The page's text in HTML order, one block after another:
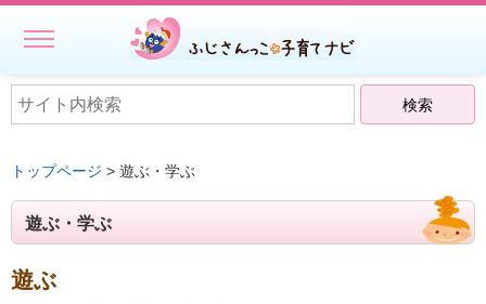
ホーム
子どもを預ける
ファミリー・サポート・センター事業一覧
トップページ > 遊ぶ・学ぶ
遊ぶ・学ぶ
遊ぶ